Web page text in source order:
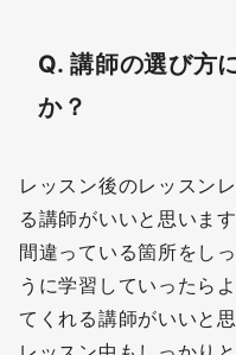
Q. 講師の選び方
か？
レッスン後のレッスン
る講師がいいと思います
間違っている箇所をし
うに学習していったら
てくれる講師がいいと思